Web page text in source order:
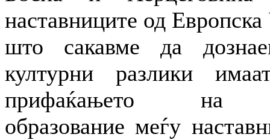
наставниците од
што сакавме да
културни разлики
прифаќањето на
образование меѓу